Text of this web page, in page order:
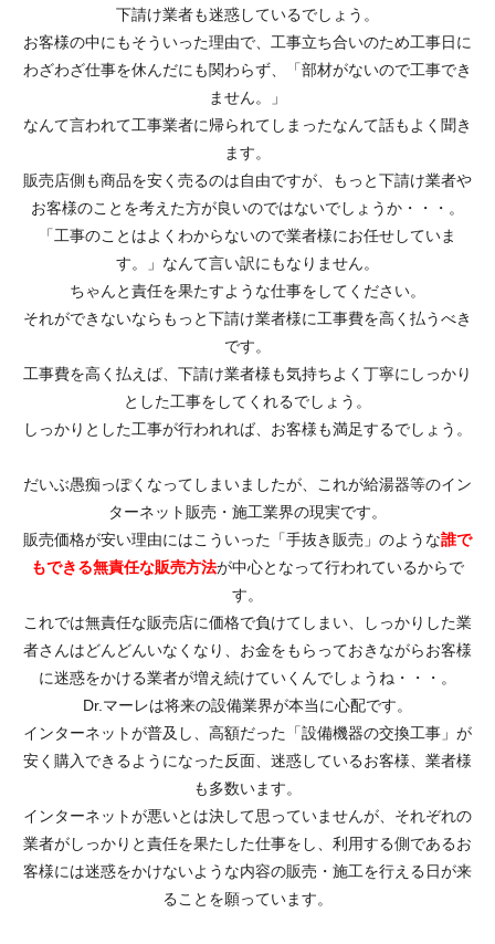
下請け業者も迷惑しているでしょう。
お客様の中にもそういった理由で、工事立ち合いのため工事日に
わざわざ仕事を休んだにも関わらず、「部材がないので工事でき
ません。」
なんて言われて工事業者に帰られてしまったなんて話もよく聞き
ます。
販売店側も商品を安く売るのは自由ですが、もっと下請け業者や
お客様のことを考えた方が良いのではないでしょうか・・・。
「工事のことはよくわからないので業者様にお任せしていま
す。」なんて言い訳にもなりません。
ちゃんと責任を果たすような仕事をしてください。
それができないならもっと下請け業者様に工事費を高く払うべき
です。
工事費を高く払えば、下請け業者様も気持ちよく丁寧にしっかり
とした工事をしてくれるでしょう。
しっかりとした工事が行われれば、お客様も満足するでしょう。
だいぶ愚痴っぽくなってしまいましたが、これが給湯器等のイン
ターネット販売・施工業界の現実です。
販売価格が安い理由にはこういった「手抜き販売」のような誰で
もできる無責任な販売方法が中心となって行われているからで
す。
これでは無責任な販売店に価格で負けてしまい、しっかりした業
者さんはどんどんいなくなり、お金をもらっておきながらお客様
に迷惑をかける業者が増え続けていくんでしょうね・・・。
Dr.マーレは将来の設備業界が本当に心配です。
インターネットが普及し、高額だった「設備機器の交換工事」が
安く購入できるようになった反面、迷惑しているお客様、業者様
も多数います。
インターネットが悪いとは決して思っていませんが、それぞれの
業者がしっかりと責任を果たした仕事をし、利用する側であるお
客様には迷惑をかけないような内容の販売・施工を行える日が来
ることを願っています。